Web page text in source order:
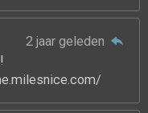
2 jaar geleden